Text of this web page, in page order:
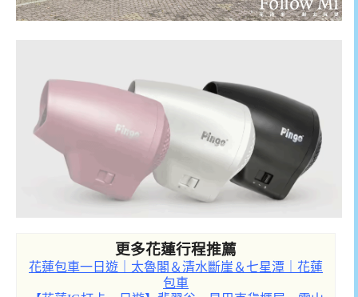
更多花蓮行程推薦
花蓮包車一日遊｜太魯閣＆清水斷崖＆七星潭｜花蓮
包車